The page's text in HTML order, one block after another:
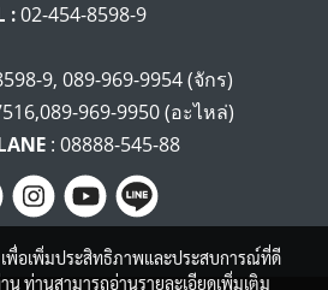
:02-454-8598-9
9, 089-969-9954 (จักร)
969-9950 (อะไหล่)
: 08888-545-88
เพื่อเพิ่มประสิทธิภาพและประสบการณ์ที่ดี
น ท่านสามารถอ่านรายละเอียดเพิ่มเติม